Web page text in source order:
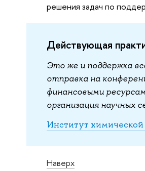
решения задач по
Действующая
Это же и поддержка
отправка на
финансовыми
организация научных
Институт
Наверх